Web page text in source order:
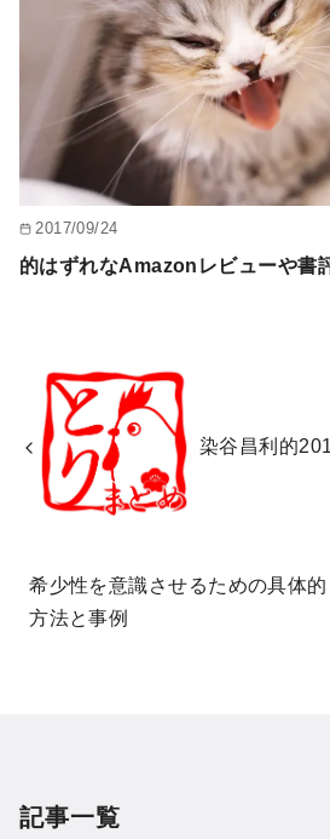
2017/09/24
的はずれなAmazonレビューや書
染谷昌利的
希少性を意識させるための具体的
方法と事例
記事一覧